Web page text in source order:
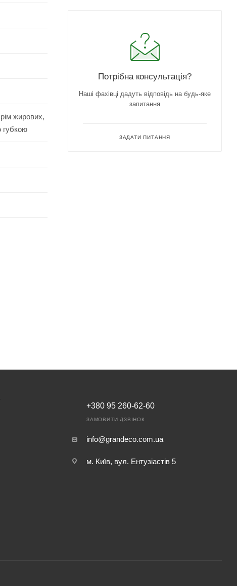
жирових,
губкою
Потрібна консультація?
Наші фахівці дадуть відповідь на будь-яке
запитання
ЗАДАТИ ПИТАННЯ
+380 95 260-62-60
ЗАМОВИТИ ДЗВІНОК
info@grandeco.com.ua
м. Київ, вул. Ентузіастів 5